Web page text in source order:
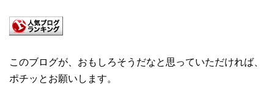
このブログが、おもしろそうだなと思っていただければ、
ポチッとお願いします。